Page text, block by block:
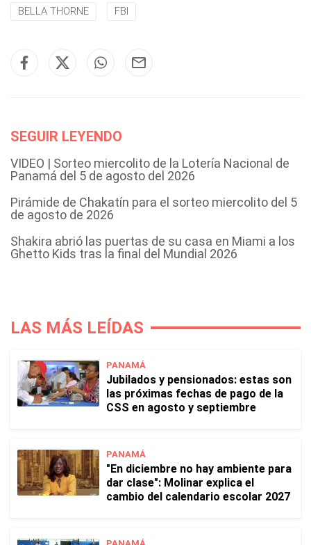
BELLA THORNE FBI
SEGUIR LEYENDO
VIDEO | Sorteo miercolito de la Lotería Nacional de
Panamá del 5 de agosto del 2026
Pirámide de Chakatín para el sorteo miercolito del 5
de agosto de 2026
Shakira abrió las puertas de su casa en Miami a los
Ghetto Kids tras la final del Mundial 2026
LAS MÁS LEÍDAS
PANAMÁ
Jubilados y pensionados: estas son
las próximas fechas de pago de la
CSS en agosto y septiembre
PANAMÁ
"En diciembre no hay ambiente para
dar clase": Molinar explica el
cambio del calendario escolar 2027